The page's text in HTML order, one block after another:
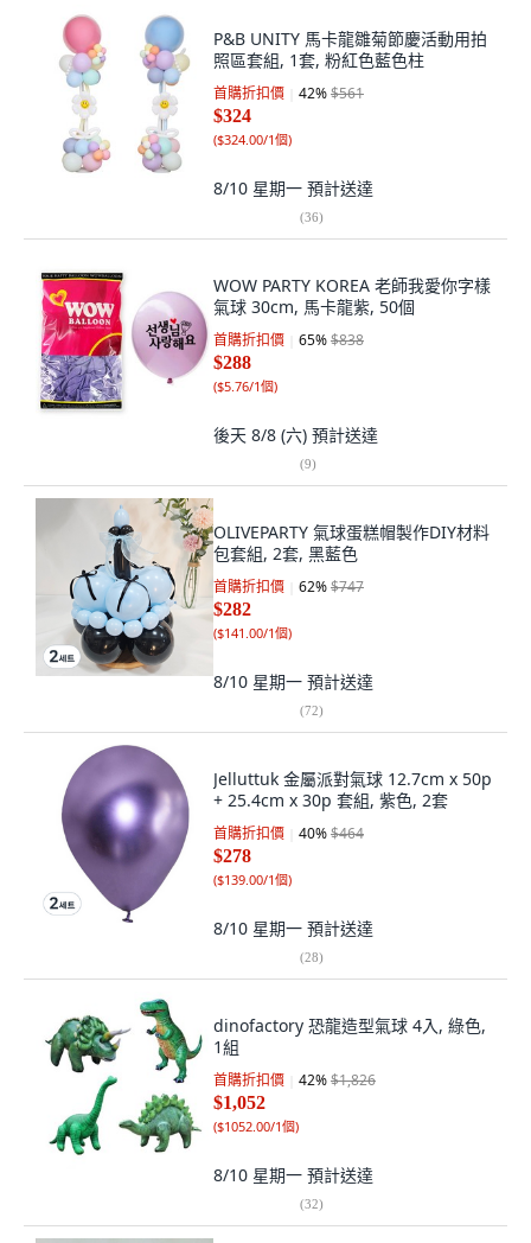
P&B UNITY 馬卡龍雛菊節慶活動用拍
照區套組, 1套, 粉紅色藍色柱
首購折扣價 42%$561
$324
($324.00/1個)
8/10 星期一 預計送達
(36)
WOW PARTY KOREA 老師我愛你字樣
氣球 30cm, 馬卡龍紫, 50個
首購折扣價 65%$838
$288
($5.76/1個)
後天 8/8 (六) 預計送達
(9)
OLIVEPARTY 氣球蛋糕帽製作DIY材料
包套組, 2套, 黑藍色
首購折扣價 62%$747
$282
($141.00/1個)
8/10 星期一 預計送達
(72)
Jelluttuk 金屬派對氣球 12.7cm x 50p
+ 25.4cm x 30p 套組, 紫色, 2套
首購折扣價 40%$464
$278
($139.00/1個)
8/10 星期一 預計送達
(28)
dinofactory 恐龍造型氣球 4入, 綠色,
1組
首購折扣價 42%$1,826
$1,052
($1052.00/1個)
8/10 星期一 預計送達
(32)